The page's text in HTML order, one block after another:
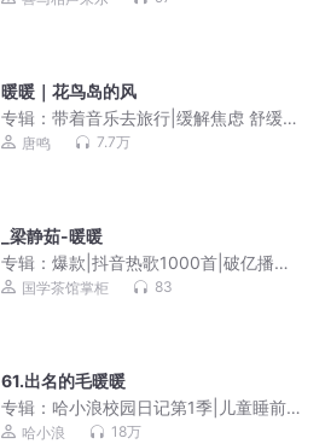
暖暖｜花鸟岛的风
专辑： 带着音乐去旅行|缓解焦虑 舒缓心
情 寻找生活乐趣
唐鸣 7.7万
_梁静茹-暖暖
专辑： 爆款|抖音热歌1000首|破亿播放|
神曲国学茶馆掌柜 83
61.出名的毛暖暖
专辑： 哈小浪校园日记第1季|儿童睡前故
事|校园故事
哈小浪 18万